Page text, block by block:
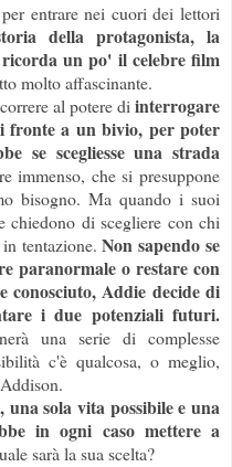
entrare nei cuori dei lettori
della protagonista, la
ricorda un po' il celebre film
molto affascinante.
al potere diinterrogare
fronte a un bivio, per poter
se scegliesse una strada
immenso, che si presuppone
bisogno. Ma quando i suoi
di scegliere con chi
in tentazione.Non sapendo se
paranormale o restare con
conosciuto, Addie decide di
i due potenziali futuri.
una serie di complesse
c'è qualcosa, o meglio,
sola vita possibile e una
in ogni caso mettere a
sarà la sua scelta?